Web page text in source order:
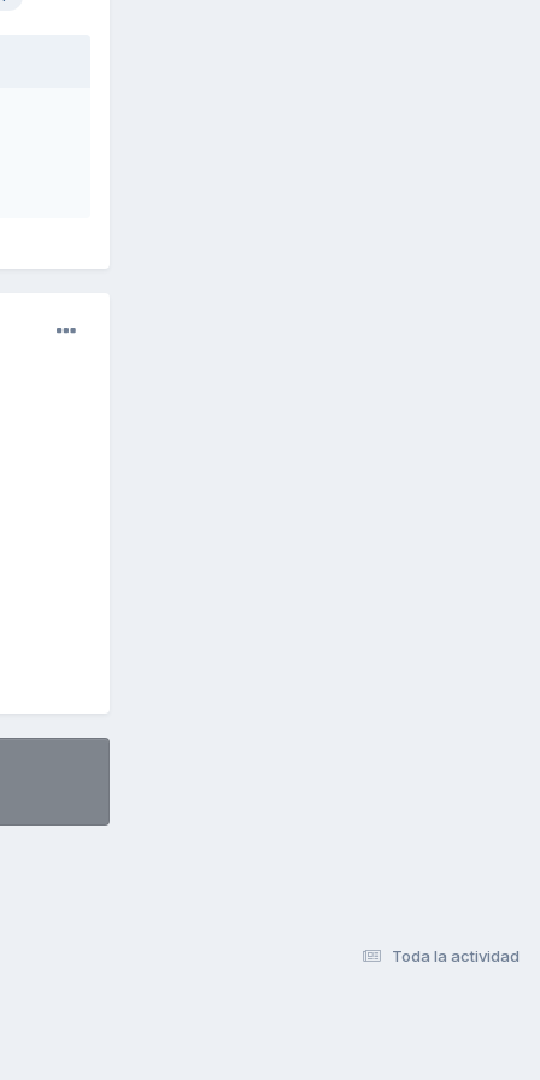
Toda la actividad